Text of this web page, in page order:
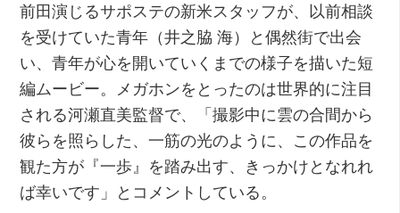
前田演じるサポステの新米スタッフが、以前相談
を受けていた青年（井之脇 海）と偶然街で出会
い、青年が心を開いていくまでの様子を描いた短
編ムービー。メガホンをとったのは世界的に注目
される河瀬直美監督で、「撮影中に雲の合間から
彼らを照らした、一筋の光のように、この作品を
観た方が『一歩』を踏み出す、きっかけとなれれ
ば幸いです」とコメントしている。